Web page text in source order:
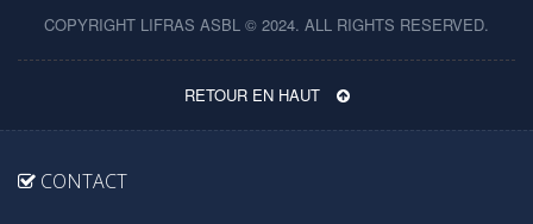
COPYRIGHT LIFRAS ASBL © 2024. ALL RIGHTS RESERVED.
RETOUR EN HAUT
CONTACT